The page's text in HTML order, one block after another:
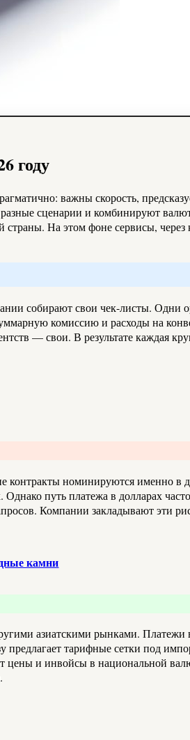
году
важны скорость,
сценарии и комбинируют
страны. На этом фоне сервисы,
собирают свои чек-листы. Одни
комиссию и расходы на
— свои. В результате каждая
номинируются именно в
путь платежа в долларах
Компании закладывают эти
камни
азиатскими рынками.
предлагает тарифные сетки под
цены и инвойсы в национальной